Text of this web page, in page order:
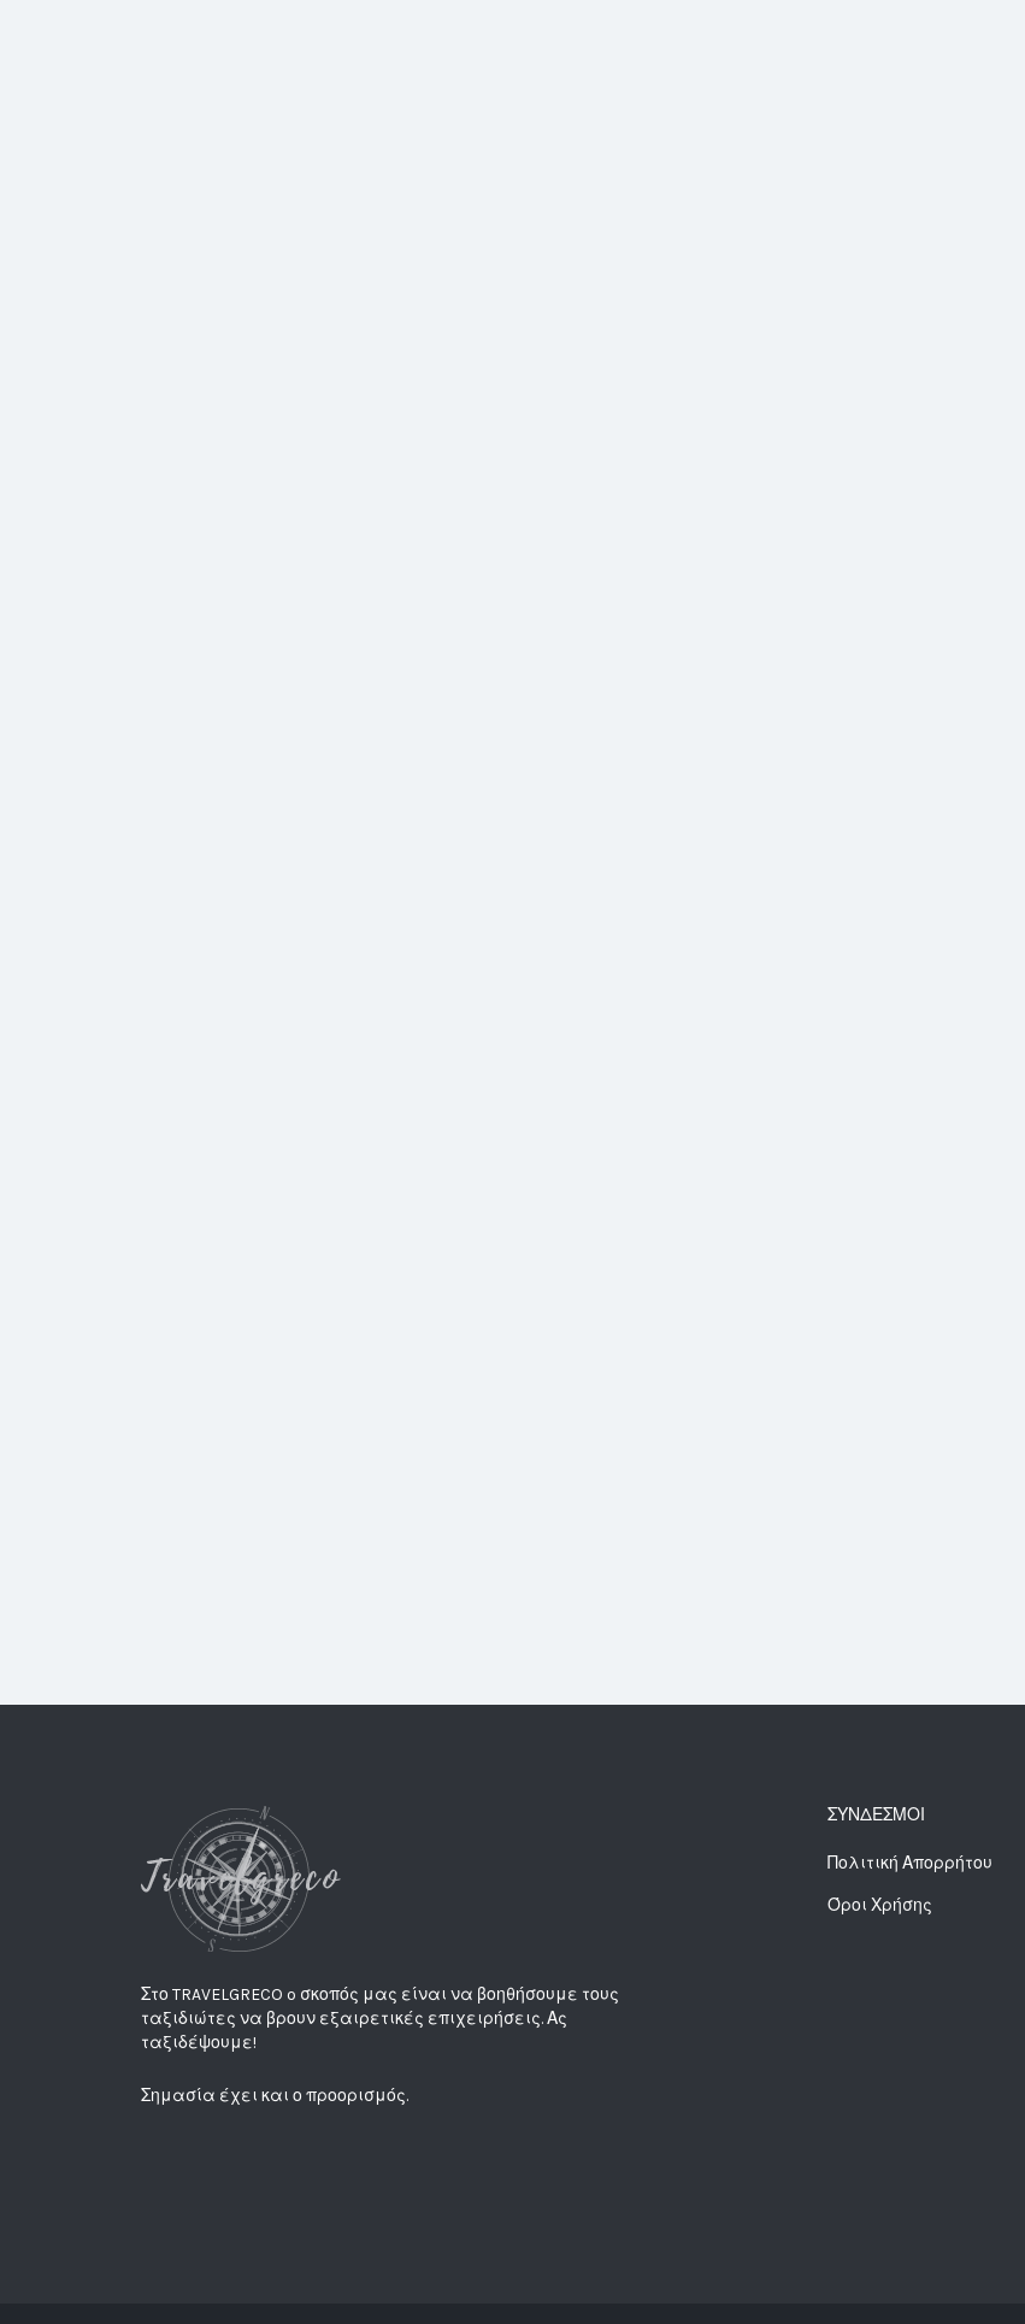
Στο TRAVELGRECO o σκοπός μας είναι να βοηθήσουμε τους
ταξιδιώτες να βρουν εξαιρετικές επιχειρήσεις. Ας
ταξιδέψουμε!
Σημασία έχει και ο προορισμός.
ΣΥΝΔΕΣΜΟΙ
Πολιτική Απορρήτου
Όροι Χρήσης